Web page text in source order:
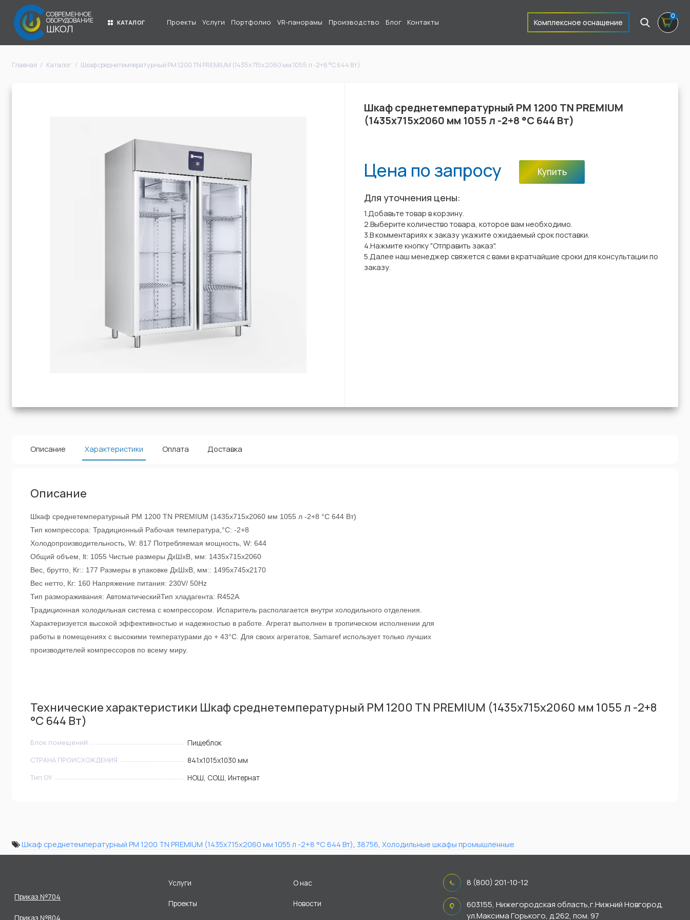
СОВРЕМЕННОЕ
ОБОРУДОВАНИЕ
ШКОЛ КАТАЛОГ Проекты Услуги Портфолио VR-панорамы Производство Блог Контакты Комплексное оснащение
0
Главная Каталог Шкаф среднетемпературный PM 1200 TN PREMIUM (1435х715х2060 мм 1055 л -2+8 °C 644 Вт)
Шкаф среднетемпературный PM 1200 TN PREMIUM
(1435х715х2060 мм 1055 л -2+8 °C 644 Вт)
Цена по запросу Купить
Для уточнения цены:
1.Добавьте товар в корзину.
2.Выберите количество товара, которое вам необходимо.
3.В комментариях к заказу укажите ожидаемый срок поставки.
4.Нажмите кнопку "Отправить заказ".
5.Далее наш менеджер свяжется с вами в кратчайшие сроки для консультации по
заказу.
Описание Характеристики Оплата Доставка
Описание
Шкаф среднетемпературный PM 1200 TN PREMIUM (1435х715х2060 мм 1055 л -2+8 °C 644 Вт)
Тип компрессора: Традиционный Рабочая температура,°C: -2+8
Холодопроизводительность, W: 817 Потребляемая мощность, W: 644
Общий объем, lt: 1055 Чистые размеры ДxШxВ, мм: 1435x715x2060
Вес, брутто, Кг:: 177 Размеры в упаковке ДxШxВ, мм:: 1495x745x2170
Вес нетто, Кг: 160 Напряжение питания: 230V/ 50Hz
Тип размораживания: АвтоматическийТип хладагента: R452A
Традиционная холодильная система с компрессором. Испаритель располагается внутри холодильного отделения.
Характеризуется высокой эффективностью и надежностью в работе. Агрегат выполнен в тропическом исполнении для
работы в помещениях с высокими температурами до + 43°C. Для своих агрегатов, Samaref использует только лучших
производителей компрессоров по всему миру.
Технические характеристики Шкаф среднетемпературный PM 1200 TN PREMIUM (1435х715х2060 мм 1055 л -2+8
°C 644 Вт)
Блок помещений Пищеблок
СТРАНА ПРОИСХОЖДЕНИЯ 841х1015х1030 мм
Тип ОУ НОШ, СОШ, Интернат
Шкаф среднетемпературный PM 1200 TN PREMIUM (1435х715х2060 мм 1055 л -2+8 °C 644 Вт), 38756, Холодильные шкафы промышленные
Приказ №704
Приказ №804
Услуги
Проекты
О нас
Новости
8 (800) 201-10-12
603155, Нижегородская область,г.Нижний Новгород,
ул.Максима Горького, д.262, пом. 97